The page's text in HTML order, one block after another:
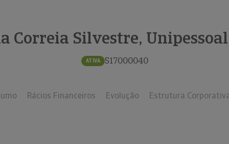
e Monitorização de
| Estudos e
Correia Silvestre,
ATIVA 517000040
Rácios Financeiros Evolução Estrutura Corporativa